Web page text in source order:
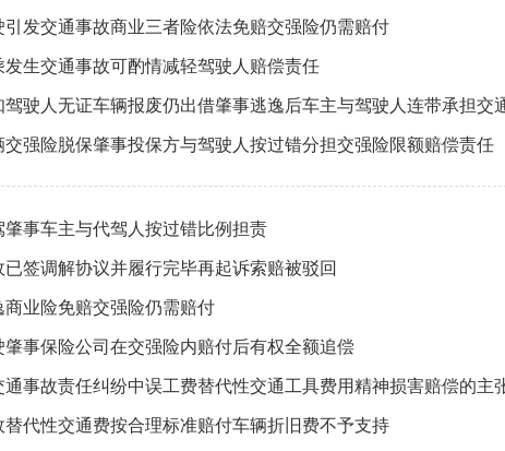
发交通事故商业三者险依法免赔交强险仍需赔付
生交通事故可酌情减轻驾驶人赔偿责任
驶人无证车辆报废仍出借肇事逃逸后车主与驾驶人连带承担交
交强险脱保肇事投保方与驾驶人按过错分担交强险限额赔偿责任
事车主与代驾人按过错比例担责
签调解协议并履行完毕再起诉索赔被驳回
业险免赔交强险仍需赔付
事保险公司在交强险内赔付后有权全额追偿
事故责任纠纷中误工费替代性交通工具费用精神损害赔偿的主
代性交通费按合理标准赔付车辆折旧费不予支持